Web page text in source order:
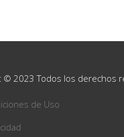
© 2023 Todos los derechos
de Uso